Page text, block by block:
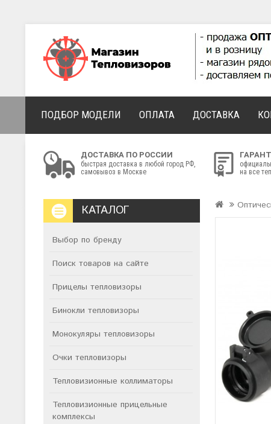
ПОДБОР МОДЕЛИ ОПЛАТА ДОСТАВКА
ДОСТАВКА ПО РОССИИ
быстрая доставка в любой город РФ,
самовывоз в Москве
на все
КАТАЛОГ
Выбор по бренду
Поиск товаров на сайте
Прицелы тепловизоры
Бинокли тепловизоры
Монокуляры тепловизоры
Очки тепловизоры
Тепловизионные коллиматоры
Тепловизионные прицельные
комплексы